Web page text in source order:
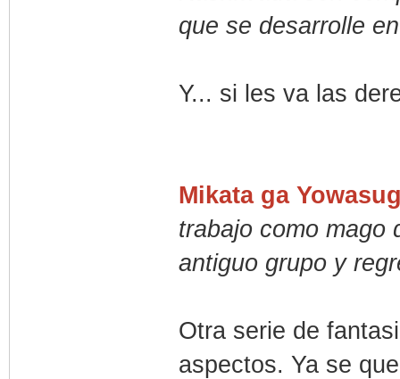
que se desarrolle
Y... si les va las
Mikata ga
trabajo como mago
antiguo grupo y
Otra serie de
aspectos. Ya se